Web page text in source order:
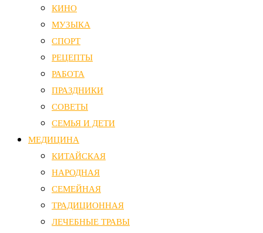
КИНО
МУЗЫКА
СПОРТ
РЕЦЕПТЫ
РАБОТА
ПРАЗДНИКИ
СОВЕТЫ
СЕМЬЯ И ДЕТИ
МЕДИЦИНА
КИТАЙСКАЯ
НАРОДНАЯ
СЕМЕЙНАЯ
ТРАДИЦИОННАЯ
ЛЕЧЕБНЫЕ ТРАВЫ